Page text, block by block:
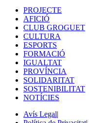
PROJECTE
AFICIÓ
CLUB GROGUET
CULTURA
ESPORTS
FORMACIÓ
IGUALTAT
PROVÍNCIA
SOLIDARITAT
SOSTENIBILITAT
NOTÍCIES
Avís Legal|